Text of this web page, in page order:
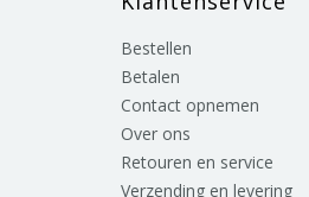
Bestellen
Betalen
Contact opnemen
Over ons
Retouren en service
Verzending en levering